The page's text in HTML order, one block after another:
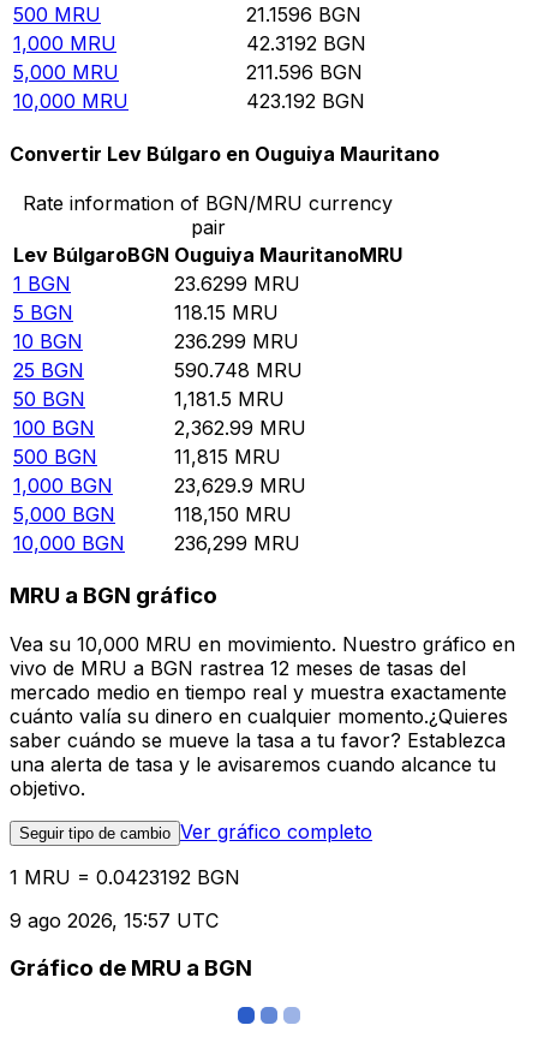
500 MRU 21.1596 BGN
1,000 MRU 42.3192 BGN
5,000 MRU 211.596 BGN
10,000 MRU 423.192 BGN
Convertir Lev Búlgaro en Ouguiya Mauritano
Rate information of BGN/MRU currency
pair
Lev BúlgaroBGN Ouguiya MauritanoMRU
1 BGN 23.6299 MRU
5 BGN 118.15 MRU
10 BGN 236.299 MRU
25 BGN 590.748 MRU
50 BGN 1,181.5 MRU
100 BGN 2,362.99 MRU
500 BGN 11,815 MRU
1,000 BGN 23,629.9 MRU
5,000 BGN 118,150 MRU
10,000 BGN 236,299 MRU
MRU a BGN gráfico
Vea su 10,000 MRU en movimiento. Nuestro gráfico en
vivo de MRU a BGN rastrea 12 meses de tasas del
mercado medio en tiempo real y muestra exactamente
cuánto valía su dinero en cualquier momento.¿Quieres
saber cuándo se mueve la tasa a tu favor? Establezca
una alerta de tasa y le avisaremos cuando alcance tu
objetivo.
Seguir tipo de cambio Ver gráfico completo
1 MRU = 0.0423192 BGN
9 ago 2026, 15:57 UTC
Gráfico de MRU a BGN